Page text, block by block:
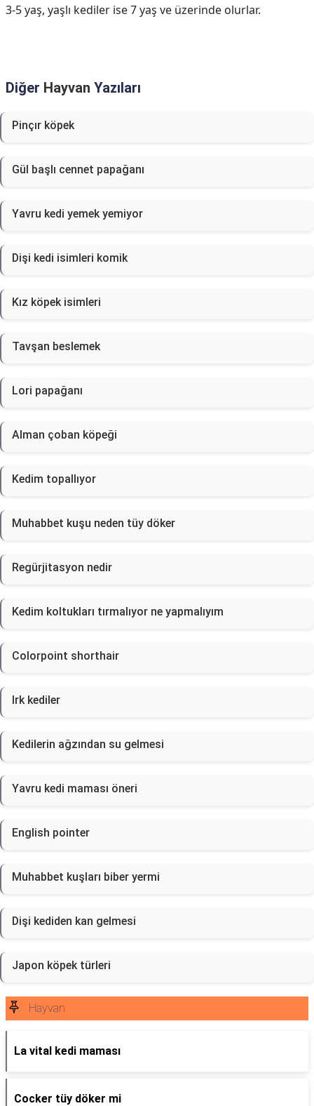
3-5 yaş, yaşlı kediler ise 7 yaş ve üzerinde olurlar.
Diğer Hayvan Yazıları
Pinçır köpek
Gül başlı cennet papağanı
Yavru kedi yemek yemiyor
Dişi kedi isimleri komik
Kız köpek isimleri
Tavşan beslemek
Lori papağanı
Alman çoban köpeği
Kedim topallıyor
Muhabbet kuşu neden tüy döker
Regürjitasyon nedir
Kedim koltukları tırmalıyor ne yapmalıyım
Colorpoint shorthair
Irk kediler
Kedilerin ağzından su gelmesi
Yavru kedi maması öneri
English pointer
Muhabbet kuşları biber yermi
Dişi kediden kan gelmesi
Japon köpek türleri
Hayvan
La vital kedi maması
Cocker tüy döker mi